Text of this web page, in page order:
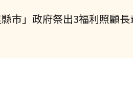
市」政府祭出3福利照顧長